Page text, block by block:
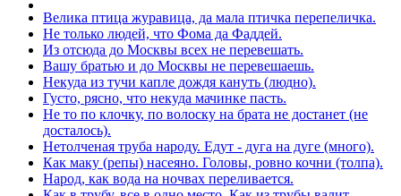
Велика птица журавица, да мала птичка перепеличка.
Не только людей, что Фома да Фаддей.
Из отсюда до Москвы всех не перевешать.
Вашу братью и до Москвы не перевешаешь.
Некуда из тучи капле дождя кануть (людно).
Густо, рясно, что некуда мачинке пасть.
Не то по клочку, по волоску на брата не достанет (не
досталось).
Нетолченая труба народу. Едут - дуга на дуге (много).
Как маку (репы) насеяно. Головы, ровно кочни (толпа).
Народ, как вода на ночвах переливается.